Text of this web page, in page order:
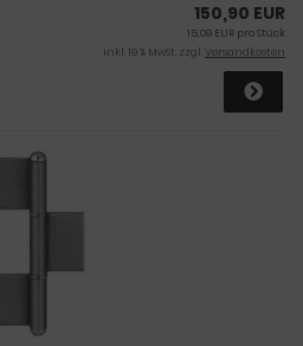
150,90 EUR
15,09 EUR pro Stück
inkl. 19 % MwSt. zzgl.Versandkosten